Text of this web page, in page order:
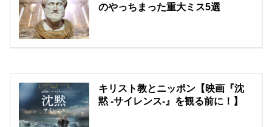
のやっちまった重大ミス5選
キリスト教とニッポン【映画『沈
黙 -サイレンス-』を観る前に！】